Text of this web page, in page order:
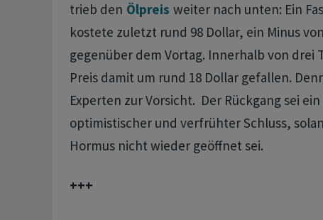
trieb den Ölpreis weiter nach unten: Ein
kostete zuletzt rund 98 Dollar, ein Minus
gegenüber dem Vortag. Innerhalb von drei
Preis damit um rund 18 Dollar gefallen.
Experten zur Vorsicht. Der Rückgang sei
optimistischer und verfrühter Schluss,
Hormus nicht wieder geöffnet sei.
+++